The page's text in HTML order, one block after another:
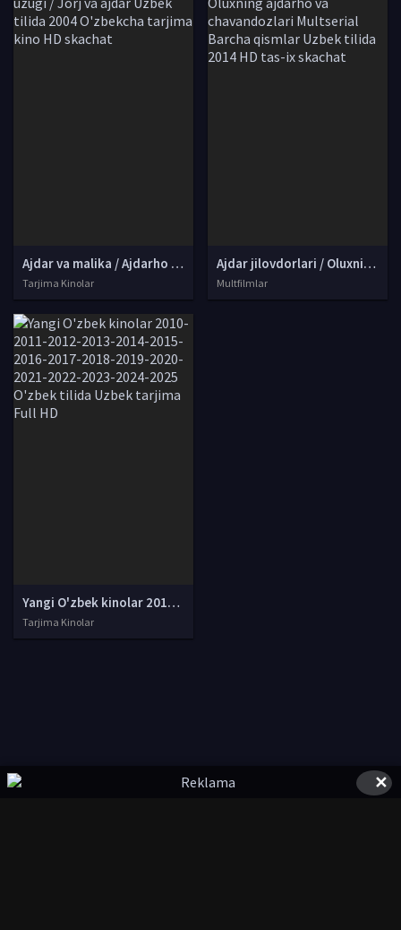
Ajdar va malika / Ajdarho uzugi / Jorj va ajdar Uzbek tilida 2004 O'zbekcha tarjima kino HD skachat
Tarjima Kinolar
Ajdar jilovdorlari / Oluxning ajdarho va chavandozlari Multserial Barcha qismlar Uzbek tilida 2014 HD tas-ix skachat
Multfilmlar
Yangi O'zbek kinolar 2010-2011-2012-2013-2014-2015-2016-2017-2018-2019-2020-2021-2022-2023-2024-2025 O'zbek tilida Uzbek tarjima Full HD
Tarjima Kinolar
✕